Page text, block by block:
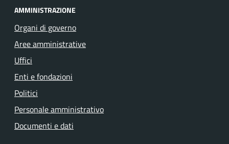
AMMINISTRAZIONE
Organi di governo
Aree amministrative
Uffici
Enti e fondazioni
Politici
Personale amministrativo
Documenti e dati